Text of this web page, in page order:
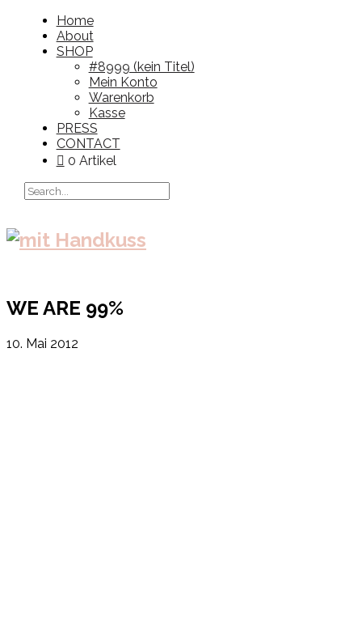
Home
About
SHOP
#8999 (kein Titel)
Mein Konto
Warenkorb
Kasse
PRESS
CONTACT
0 Artikel
WE ARE 99%
10. Mai 2012